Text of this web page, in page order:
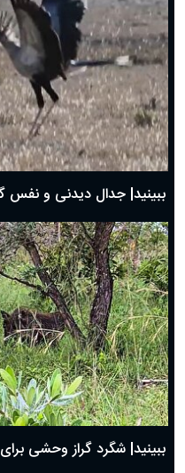
دعای روز پنجم ماه رمضان؛ ۴ اسفند ۱۴۰۴
دعای روز چهارم ماه مبارک رمضان؛ ۳ اسفند ۱۴۰۴
دعای روز سوم ماه مبارک رمضان؛ ۱۴ اسفند ۱۴۰۴
دعای روز دوم ماه مبارک رمضان ۱ اسفند ماه ۱۴۰۴
دعای روز اول ماه مبارک رمضان، ۳۰ بهمن ۱۴۰۴
حضرت زینب(س) چگونه از دنیا
بهترین پیامک تبریک روز پدر ۱۴۰۴؛ جملات زیبا و صمیمانه
ببینید| جدال دیدنی و نفس
ببینید| شگرد گراز وحشی